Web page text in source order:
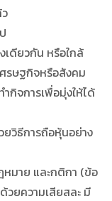
ดียวกัน หรือใกล้
รษฐกิจหรือสังคม
กิจการเพื่อมุ่งให้ได้
ธีการถือหุ้นอย่าง
าย และกติกา (ข้อ
ยความเสียสละ มี